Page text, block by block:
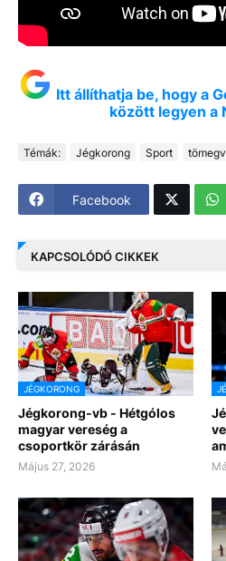
Itt állíthatja be, hogy a
között legyen a
Témák: Jégkorong Sport
Facebook
KAPCSOLÓDÓ CIKKEK
JÉGKORONG
Jégkorong-vb - Hétgólos
magyar vereség a
csoportkör zárásán
Május 27, 2026